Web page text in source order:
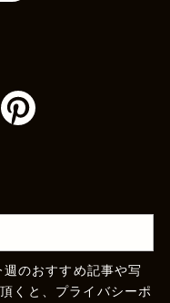
のおすすめ記事や写
くと、 プライバシーポ